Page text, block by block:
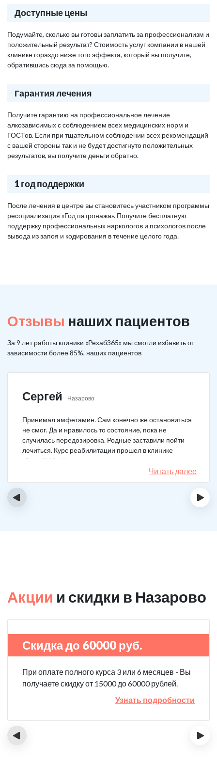
Доступные цены
Подумайте, сколько вы готовы заплатить за профессионализм и
положительный результат? Стоимость услуг компании в нашей
клинике гораздо ниже того эффекта, который вы получите,
обратившись сюда за помощью.
Гарантия лечения
Получите гарантию на профессиональное лечение
алкозависимых с соблюдением всех медицинских норм и
ГОСТов. Если при тщательном соблюдении всех рекомендаций
с вашей стороны так и не будет достигнуто положительных
результатов, вы получите деньги обратно.
1 год поддержки
После лечения в центре вы становитесь участником программы
ресоциализация «Год патронажа». Получите бесплатную
поддержку профессиональных наркологов и психологов после
вывода из запоя и кодирования в течение целого года.
Отзывы наших пациентов
За 9 лет работы клиники «Рехаб365» мы смогли избавить от
зависимости более 85%, наших пациентов
Сергей Назарово
Принимал амфетамин. Сам конечно же остановиться
не смог. Да и нравилось то состояние, пока не
случилась передозировка. Родные заставили пойти
лечиться. Курс реабилитации прошел в клинике
«Рехаб365». Много месяцев уже не принимаю.
Читать далее
‹ ›
Акции и скидки в Назарово
Скидка до 60000 руб.
При оплате полного курса 3 или 6 месяцев - Вы
получаете скидку от 15000 до 60000 рублей.
Узнать подробности
‹ ›